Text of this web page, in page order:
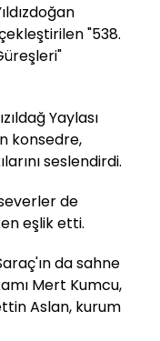
"538.
Yaylası
konsedre,
seslendirdi.
de
eşlik etti.
da sahne
Mert Kumcu,
Aslan, kurum